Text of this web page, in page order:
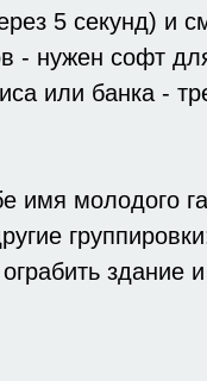
5 секунд) и
- нужен софт
или банка -
имя молодого
здание